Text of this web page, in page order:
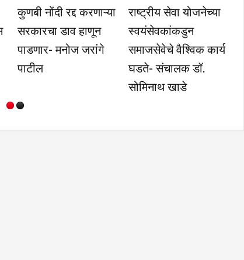
व
श्रीपतराव भोसले
हायस्कूलमध्ये शिष्यवर्ती
परीक्षेत यश मिळविलेल्या
विद्यार्थ्यांचा सत्कार
अभ्यासाच्या जोरावर
जगात जाता येते- उल्हास
शिनगारे